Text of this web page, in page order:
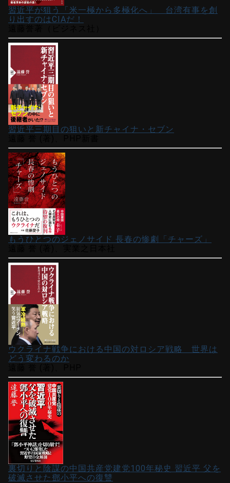
習近平が狙う「米一極から多極化へ」 台湾有事を創
り出すのはCIAだ！
習近平三期目の狙いと新チャイナ・セブン
もうひとつのジェノサイド 長春の惨劇「チャーズ」
ウクライナ戦争における中国の対ロシア戦略 世界は
どう変わるのか
裏切りと陰謀の中国共産党建党100年秘史 習近平 父を
破滅させた鄧小平への復讐